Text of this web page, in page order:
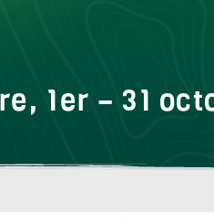
1er – 31